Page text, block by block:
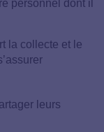
personnel dont il
la collecte et le
leurs